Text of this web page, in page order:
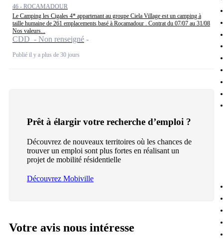
46 - ROCAMADOUR
Le Camping les Cigales 4* appartenant au groupe Ciela Village est un camping à
taille humaine de 261 emplacements basé à Rocamadour . Contrat du 07/07 au 31/08
Nos valeurs...
CDD - Non renseigné
Publié il y a plus de 30 jours
Prêt à élargir votre recherche d’emploi ?
Découvrez de nouveaux territoires où les chances de
trouver un emploi sont plus fortes en réalisant un
projet de mobilité résidentielle
Découvrez Mobiville
Votre avis nous intéresse